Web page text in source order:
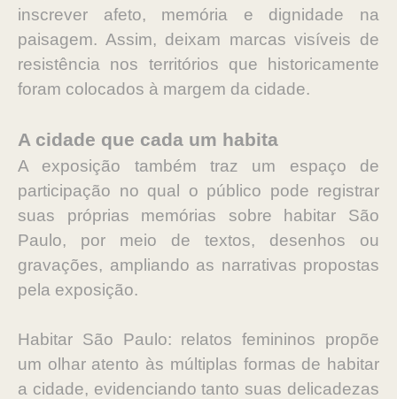
inscrever afeto, memória e dignidade na
paisagem. Assim, deixam marcas visíveis de
resistência nos territórios que historicamente
foram colocados à margem da cidade.
A cidade que cada um habita
A exposição também traz um espaço de
participação no qual o público pode registrar
suas próprias memórias sobre habitar São
Paulo, por meio de textos, desenhos ou
gravações, ampliando as narrativas propostas
pela exposição.
Habitar São Paulo: relatos femininos propõe
um olhar atento às múltiplas formas de habitar
a cidade, evidenciando tanto suas delicadezas